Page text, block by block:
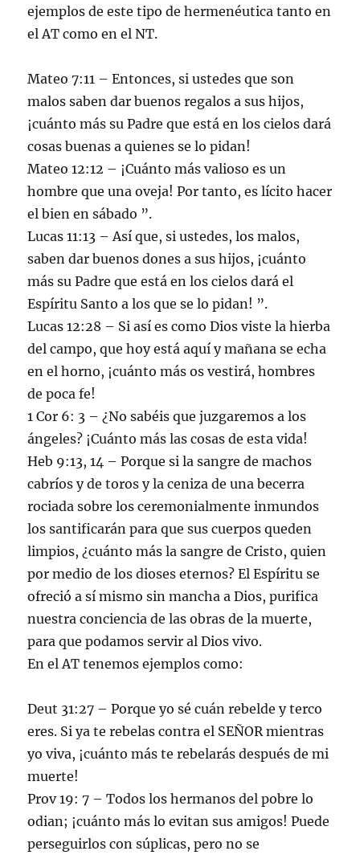
ejemplos de este tipo de hermenéutica tanto en
el AT como en el NT.
Mateo 7:11 – Entonces, si ustedes que son
malos saben dar buenos regalos a sus hijos,
¡cuánto más su Padre que está en los cielos dará
cosas buenas a quienes se lo pidan!
Mateo 12:12 – ¡Cuánto más valioso es un
hombre que una oveja! Por tanto, es lícito hacer
el bien en sábado ”.
Lucas 11:13 – Así que, si ustedes, los malos,
saben dar buenos dones a sus hijos, ¡cuánto
más su Padre que está en los cielos dará el
Espíritu Santo a los que se lo pidan! ”.
Lucas 12:28 – Si así es como Dios viste la hierba
del campo, que hoy está aquí y mañana se echa
en el horno, ¡cuánto más os vestirá, hombres
de poca fe!
1 Cor 6: 3 – ¿No sabéis que juzgaremos a los
ángeles? ¡Cuánto más las cosas de esta vida!
Heb 9:13, 14 – Porque si la sangre de machos
cabríos y de toros y la ceniza de una becerra
rociada sobre los ceremonialmente inmundos
los santificarán para que sus cuerpos queden
limpios, ¿cuánto más la sangre de Cristo, quien
por medio de los dioses eternos? El Espíritu se
ofreció a sí mismo sin mancha a Dios, purifica
nuestra conciencia de las obras de la muerte,
para que podamos servir al Dios vivo.
En el AT tenemos ejemplos como:
Deut 31:27 – Porque yo sé cuán rebelde y terco
eres. Si ya te rebelas contra el SEÑOR mientras
yo viva, ¡cuánto más te rebelarás después de mi
muerte!
Prov 19: 7 – Todos los hermanos del pobre lo
odian; ¡cuánto más lo evitan sus amigos! Puede
perseguirlos con súplicas, pero no se